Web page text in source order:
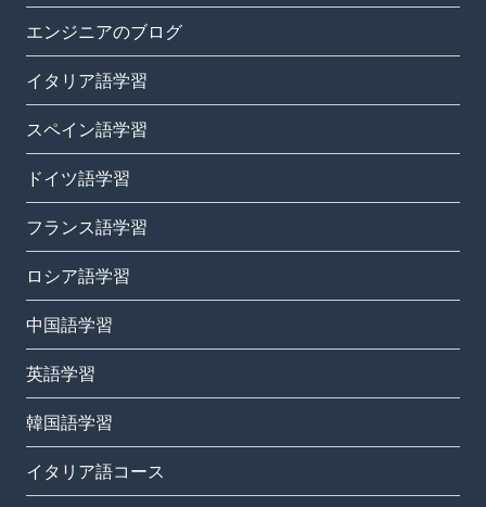
エンジニアのブログ
イタリア語学習
スペイン語学習
ドイツ語学習
フランス語学習
ロシア語学習
中国語学習
英語学習
韓国語学習
イタリア語コース